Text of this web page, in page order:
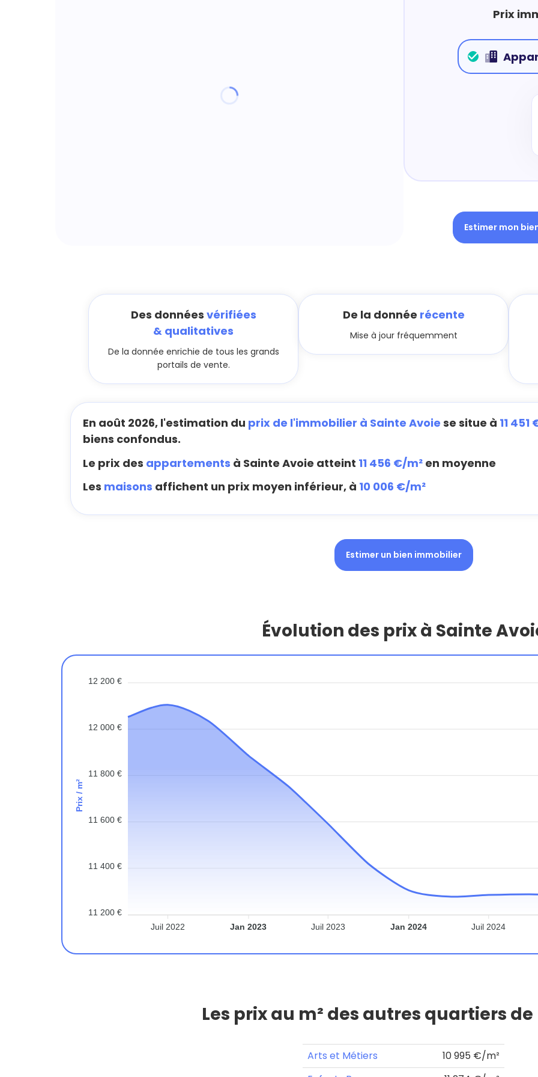
Prix
Estimer mon
Des données vérifiées
& qualitatives
De la donnée enrichie de tous les grands
portails de vente.
De la donnée récente
Mise à jour fréquemment
En août 2026, l'estimation du prix de l'immobilier à Sainte Avoie se situe à 11 451
biens confondus.
Le prix des appartements à Sainte Avoie atteint 11 456 €/m² en moyenne
Les maisons affichent un prix moyen inférieur, à 10 006 €/m²
Estimer un bien immobilier
Évolution des prix à Sainte
12 200 €
12 000 €
11 800 €
11 600 €
11 400 €
11 200 €
Prix / m²
Juil 2022 Jan 2023 Juil 2023 Jan 2024 Juil 2024
Les prix au m² des autres quartiers de
Arts et Métiers
10 995 €/m²